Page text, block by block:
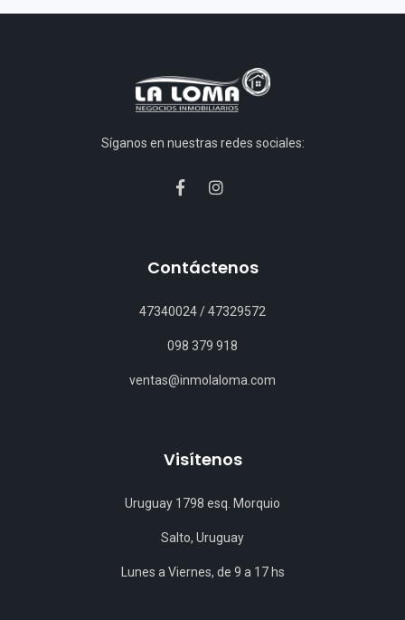
Síganos en nuestras redes sociales:
Contáctenos
47340024/47329572
098 379 918
ventas@inmolaloma.com
Visítenos
Uruguay 1798 esq. Morquio
Salto, Uruguay
Lunes a Viernes, de 9 a 17 hs